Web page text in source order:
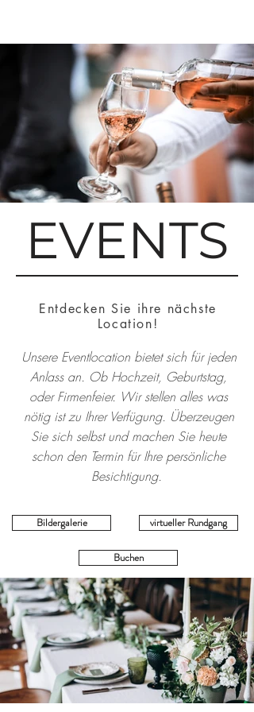
EVENTS
Entdecken Sie ihre nächste
Location!
Unsere Eventlocation bietet sich für jeden
Anlass an. Ob Hochzeit, Geburtstag,
oder Firmenfeier. Wir stellen alles was
nötig ist zu Ihrer Verfügung. Überzeugen
Sie sich selbst und machen Sie heute
schon den Termin für Ihre persönliche
Besichtigung.
Bildergalerie virtueller Rundgang
Buchen